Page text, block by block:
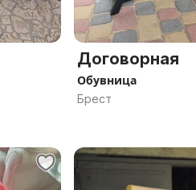
Договорная
Обувница
Брест